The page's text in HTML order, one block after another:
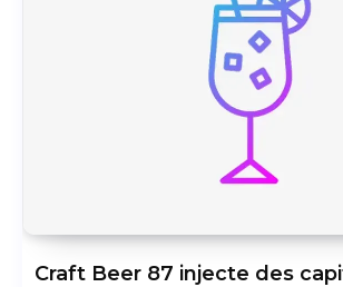
Craft Beer 87 injecte des